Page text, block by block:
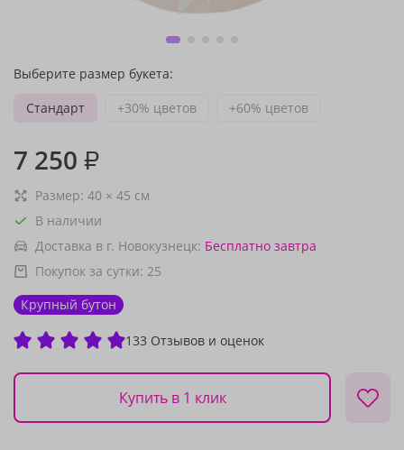
Выберите размер букета:
Стандарт
+30% цветов +60% цветов
7 250 ₽
Размер: 40 × 45 см
В наличии
Доставка в г. Новокузнецк: Бесплатно завтра
Покупок за сутки: 25
Крупный бутон
133 Отзывов и оценок
Купить в 1 клик